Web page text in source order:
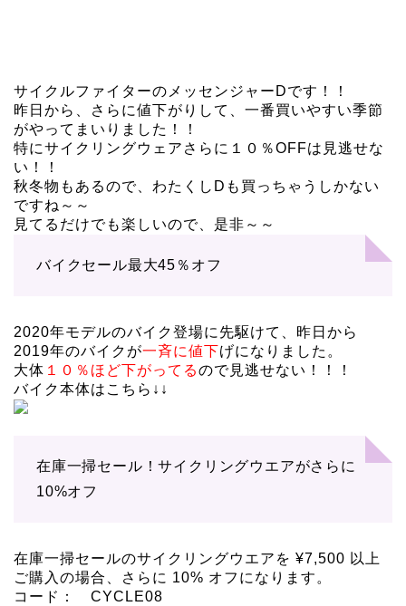
サイクルファイターのメッセンジャーDです！！
昨日から、さらに値下がりして、一番買いやすい季節
がやってまいりました！！
特にサイクリングウェアさらに１０％OFFは見逃せな
い！！
秋冬物もあるので、わたくしDも買っちゃうしかない
ですね～～
見てるだけでも楽しいので、是非～～
バイクセール最大45％オフ
2020年モデルのバイク登場に先駆けて、昨日から
2019年のバイクが一斉に値下げになりました。
大体 １０％ほど下がってるので見逃せない！！！
バイク本体はこちら↓↓
在庫一掃セール！サイクリングウエアがさらに
10%オフ
在庫一掃セールのサイクリングウエアを ¥7,500 以上
ご購入の場合、さらに 10% オフになります。
コード： CYCLE08